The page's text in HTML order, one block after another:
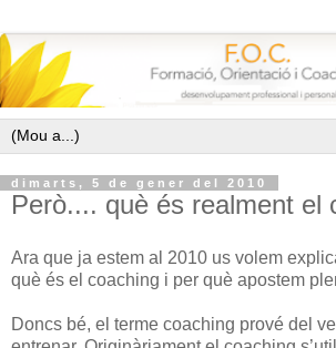
dimarts, 5 de gener del 2010
Però.... què és realment el
Ara que ja estem al 2010 us volem
què és el coaching i per què apostem
Doncs bé, el terme coaching prové del